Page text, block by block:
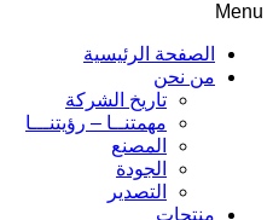
Menu
الصفحة الرئيسية
من نحن
تاريخ الشركة
مهمتنــا – رؤيتنـــا
المصنع
الجودة
التصدير
منتجات